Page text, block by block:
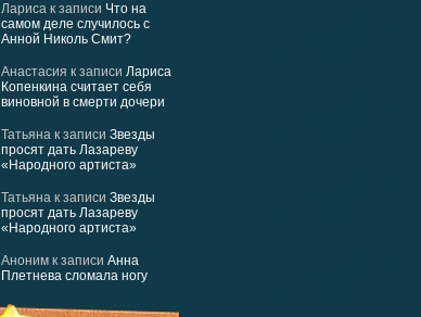
Лариса к записи Что на
самом деле случилось с
Анной Николь Смит?
Анастасия к записи Лариса
Копенкина считает себя
виновной в смерти дочери
Татьяна к записи Звезды
просят дать Лазареву
«Народного артиста»
Татьяна к записи Звезды
просят дать Лазареву
«Народного артиста»
Аноним к записи Анна
Плетнева сломала ногу